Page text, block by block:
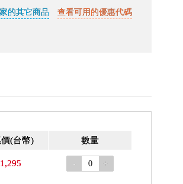
的其它商品
查看可用的優惠代碼
(台幣) 數量
- +